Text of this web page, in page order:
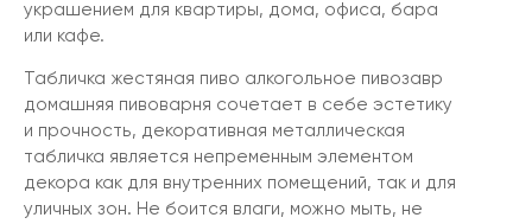
украшением для квартиры, дома, офиса, бара
или кафе.
Табличка жестяная пиво алкогольное пивозавр
домашняя пивоварня сочетает в себе эстетику
и прочность, декоративная металлическая
табличка является непременным элементом
декора как для внутренних помещений, так и для
уличных зон. Не боится влаги, можно мыть, не